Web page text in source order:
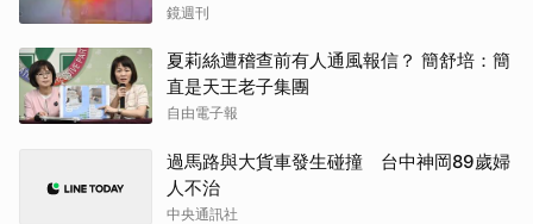
鏡週刊
夏莉絲遭稽查前有人通風報信？ 簡舒培：簡
直是天王老子集團
自由電子報
過馬路與大貨車發生碰撞 台中神岡89歲婦
人不治
中央通訊社